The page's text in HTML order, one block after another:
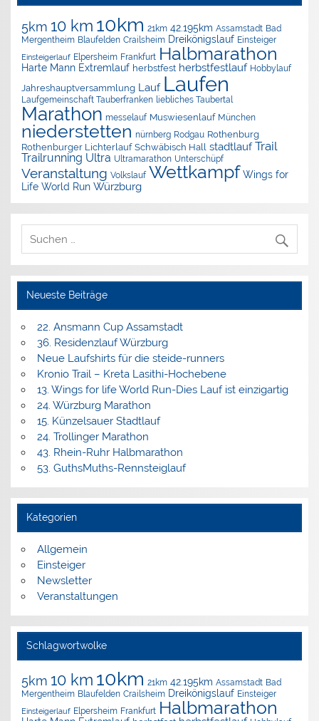
5km 10 km 10km 21km 42.195km Assamstadt Bad
Mergentheim Blaufelden Crailsheim Dreikönigslauf Einsteiger
Einsteigerlauf Elpersheim Frankfurt Halbmarathon
Harte Mann Extremlauf herbstfest herbstfestlauf Hobbylauf
Jahreshauptversammlung Lauf Laufen
Laufgemeinschaft Tauberfranken liebliches Taubertal
Marathon messelauf Muswiesenlauf München
niederstetten nürnberg Rodgau Rothenburg
Rothenburger Lichterlauf Schwäbisch Hall stadtlauf Trail
Trailrunning Ultra Ultramarathon Unterschüpf
Veranstaltung Volkslauf Wettkampf Wings for
Life World Run Würzburg
Neueste Beiträge
22. Ansmann Cup Assamstadt
36. Residenzlauf Würzburg
Neue Laufshirts für die steide-runners
Kronio Trail – Kreta Lasithi-Hochebene
13. Wings for life World Run-Dies Lauf ist einzigartig
24. Würzburg Marathon
15. Künzelsauer Stadtlauf
24. Trollinger Marathon
43. Rhein-Ruhr Halbmarathon
53. GuthsMuths-Rennsteiglauf
Kategorien
Allgemein
Einsteiger
Newsletter
Veranstaltungen
Schlagwortwolke
5km 10 km 10km 21km 42.195km Assamstadt Bad
Mergentheim Blaufelden Crailsheim Dreikönigslauf Einsteiger
Einsteigerlauf Elpersheim Frankfurt Halbmarathon